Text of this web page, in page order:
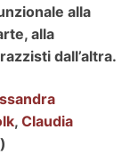
alla
alla
dall’altra.
, Claudia